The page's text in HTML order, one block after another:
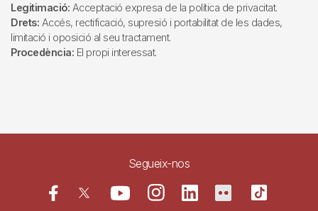
Legitimació: Acceptació expresa de la política de privacitat.
Drets: Accés, rectificació, supresió i portabilitat de les dades,
limitació i oposició al seu tractament.
Procedència: El propi interessat.
Segueix-nos